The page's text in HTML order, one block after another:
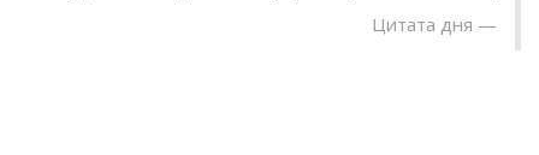
Цитата дня